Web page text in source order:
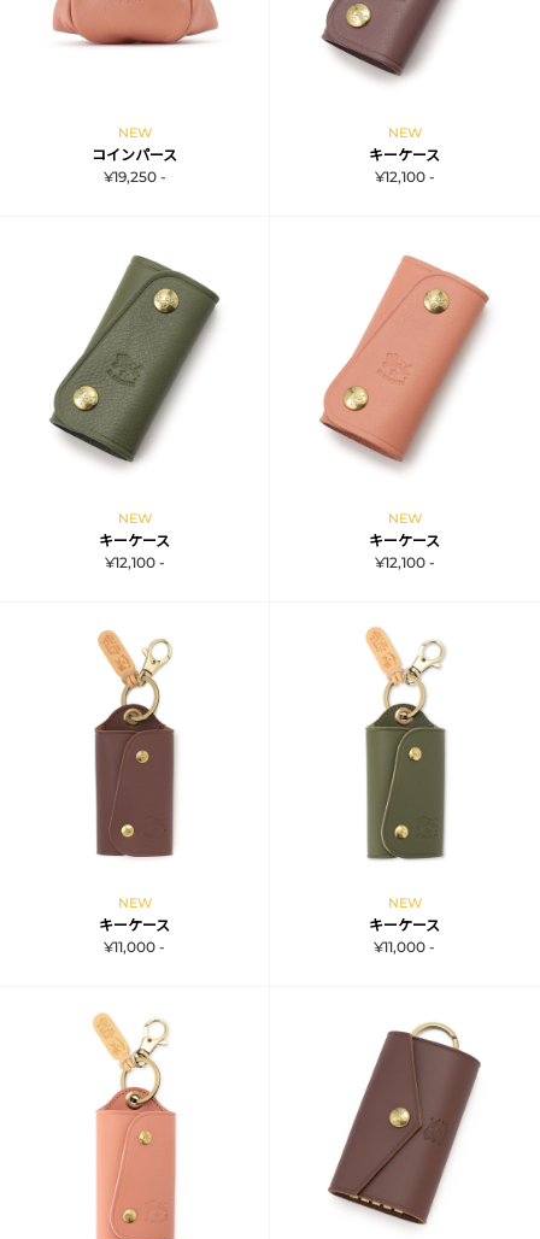
NEW
コインパース
¥19,250 -
NEW
キーケース
¥12,100 -
NEW
キーケース
¥12,100 -
NEW
キーケース
¥12,100 -
NEW
キーケース
¥11,000 -
NEW
キーケース
¥11,000 -